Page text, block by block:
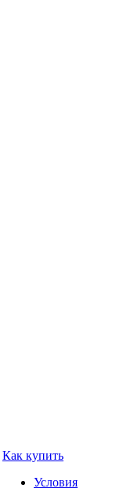
Как купить
Условия